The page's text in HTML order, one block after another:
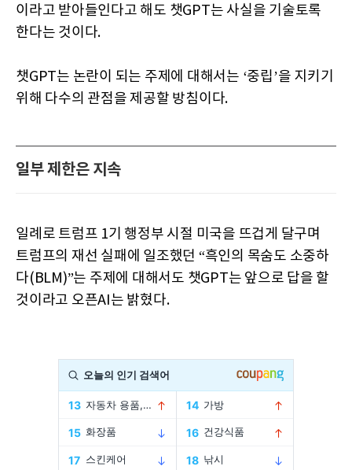
이라고 받아들인다고 해도 챗GPT는 사실을 기술토록
한다는 것이다.
챗GPT는 논란이 되는 주제에 대해서는 ‘중립’을 지키기
위해 다수의 관점을 제공할 방침이다.
일부 제한은 지속
일례로 트럼프 1기 행정부 시절 미국을 뜨겁게 달구며
트럼프의 재선 실패에 일조했던 “흑인의 목숨도 소중하
다(BLM)”는 주제에 대해서도 챗GPT는 앞으로 답을 할
것이라고 오픈AI는 밝혔다.